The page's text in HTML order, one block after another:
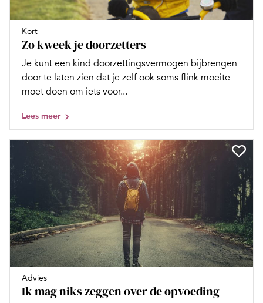
Kort
Zo kweek je doorzetters
Je kunt een kind doorzettingsvermogen bijbrengen
door te laten zien dat je zelf ook soms flink moeite
moet doen om iets voor...
Lees meer
Advies
Ik mag niks zeggen over de opvoeding